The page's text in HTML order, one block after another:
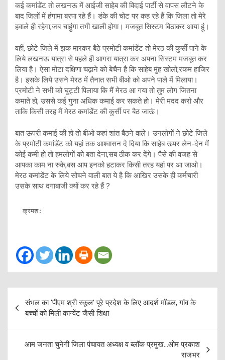
कई कमांडेंट तो लखनऊ में आईजी साहेब की विदाई पार्टी से वापस लौटने के
बाद जिलों में हंगामा बरपा रहे हैं। डंके की चोट पर कह रहे हैं कि जिला तो मेरे
हवाले ही रहेगा,जब चाहुंगा तभी खाली होगा। मजबूत सिस्टम बिठाकर आया हूं।
वहीं, छोटे जिले में झक मारकर बैठे प्रमोटी कमांडेंट तो मेरठ की कुर्सी पाने के
लिये लखनऊ यात्रा से पहले ही आगरा यात्रा कर अपना सिस्टम मजबूत कर
लिया है। ऐसा मोटा दक्षिणा चढ़ाने को बेचैन है कि साहेब मुंह खोलो,रकम हाजिर
है। इसके लिये उसने मेरठ में तैनात सभी बीओ को अपने पाले में मिलाया।
प्रमोटी ने सभी को घुट्टी पिलाया कि मैं मेरठ आ गया तो तुम लोग जितना
कमाते हो, उससे कई गुना अधिक कमाई कर सकते हो। मेरी मदद करो और
ताकि किसी तरह मैं मेरठ कमांडेंट की कुर्सी पर बैठ जाऊं।
बात ऊपरी कमाई की हो तो बीओ कहां शांत बैठने वाले। उनलोगों ने छोटे जिले
के प्रमोटी कमांडेंट को यहां तक आश्वासन दे दिया कि साहेब ऊपर लेन-देन में
कोई कमी हो तो हमलोगों को बता देना,सब ठीक कर देंगे। पैसे की वजह से
आपका काम ना रुके,बस आप इनको हटाकर किसी तरह यहां पर आ जाओ।
मेरठ कमांडेंट के लिये सोचने वाली बात ये है कि आखिर उसके ही कर्मचारी
उसके साथ दगाबाजी क्यों कर रहे हैं ?
क्रमश:
Post
navigation
संभल का ‘पीएम श्री स्कूल’ पूरे प्रदेश के लिए आदर्श मॉडल, गांव के
बच्चों को मिली कान्वेंट जैसी शिक्षा
आम जनता चुनेगी जिला पंचायत अध्यक्ष व ब्लॉक प्रमुख…ओम प्रकाश
राजभर